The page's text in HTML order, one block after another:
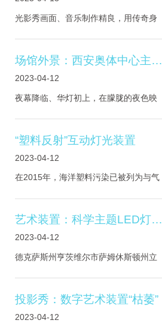
光影秀画面、音乐制作精良，用传奇身
的前世今生，展示溪口的代表性文化元
素。
场馆外景：西安奥体中心主体育场外景灯光调试
2023-04-12
夜幕降临、华灯初上，在朦胧的夜色映
公司承建的“钢铁石榴花”——西安奥体中
心主体育场顺利完成外景灯光
“塑料反射”互动灯光装置
2023-04-12
在2015年，海洋塑料污染已被列为与气
就以此为灵感来源，他们收集了来自夏
威夷、日本和北海的海洋塑
艺术装置：科学主题LED灯光雕塑作品“潜能”
2023-04-12
德克萨斯州亨茨维尔市萨姆休斯顿州立
LATENT ENERGY，中文名“潜能”。它
描绘了碳氢化合物分子的一部分
投影秀：数字艺术装置“枯萎”
2023-04-12